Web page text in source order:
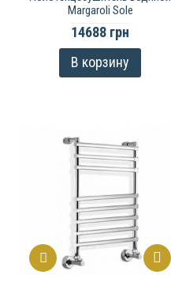
Margaroli Sole
14688 грн
В корзину